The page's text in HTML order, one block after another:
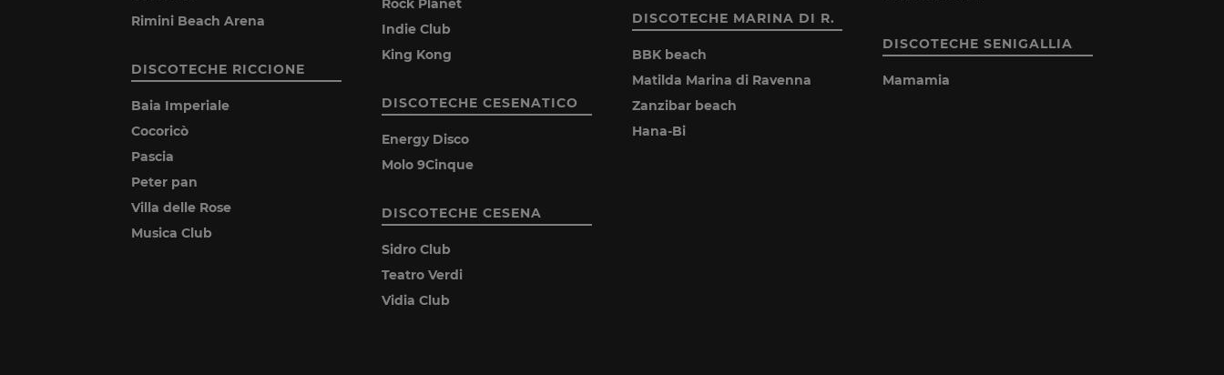
Rimini Beach Arena
DISCOTECHE RICCIONE
Baia Imperiale
Cocoricò
Pascia
Peter pan
Villa delle Rose
Musica Club
Rock Planet
Indie Club
King Kong
DISCOTECHE CESENATICO
Energy Disco
Molo 9Cinque
DISCOTECHE CESENA
Sidro Club
Teatro Verdi
Vidia Club
DISCOTECHE MARINA DI R.
BBK beach
Matilda Marina di Ravenna
Zanzibar beach
Hana-Bi
DISCOTECHE SENIGALLIA
Mamamia